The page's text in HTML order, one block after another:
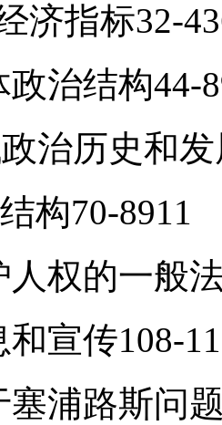
济指标32-
政治结构44-
治历史和发
构70-8911
人权的一般
和宣传108-
塞浦路斯问